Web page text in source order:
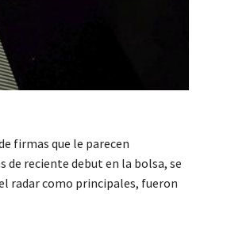
firmas que le parecen
de reciente debut en la bolsa, se
radar como principales, fueron